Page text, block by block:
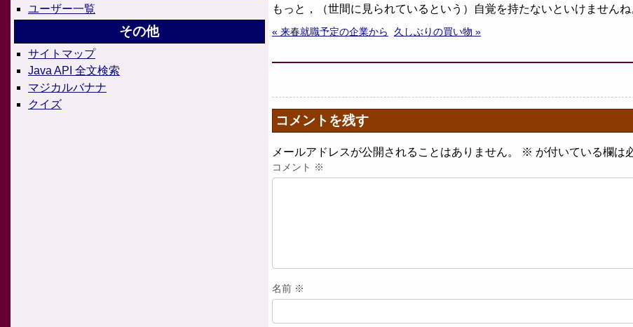
ユーザー一覧
その他
サイトマップ
Java API 全文検索
マジカルバナナ
クイズ
もっと，（世間に見られているという）自覚を持たないといけませんね
« 来春就職予定の企業から 久しぶりの買い物 »
コメントを残す
メールアドレスが公開されることはありません。 ※ が付いている欄は
コメント ※
名前 ※